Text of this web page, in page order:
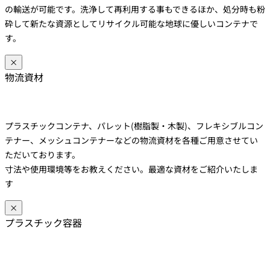
の輸送が可能です。洗浄して再利用する事もできるほか、処分時も粉
砕して新たな資源としてリサイクル可能な地球に優しいコンテナで
す。
×
物流資材
プラスチックコンテナ、パレット(樹脂製・木製)、フレキシブルコン
テナー、メッシュコンテナーなどの物流資材を各種ご用意させてい
ただいております。
寸法や使用環境等をお教えください。最適な資材をご紹介いたしま
す
×
プラスチック容器